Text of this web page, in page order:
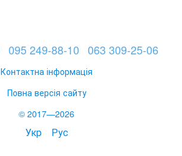
095 249-88-10 063 309-25-06
Контактна інформація
Повна версія сайту
© 2017—2026
Укр Рус